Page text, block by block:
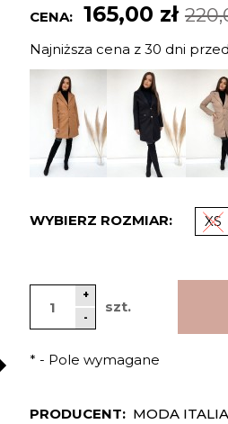
CENA: 165,00 zł
Najniższa cena z 30 dni
Jeżeli
niż 30
cena od
pojawił
WYBIERZ ROZMIAR: XS
+
-
szt.
* - Pole wymagane
PRODUCENT: MODA ITALIA